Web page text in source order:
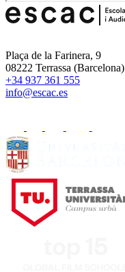
Plaça de la Farinera, 9
08222 Terrassa (Barcelona)
+34 937 361 555
info@escac.es